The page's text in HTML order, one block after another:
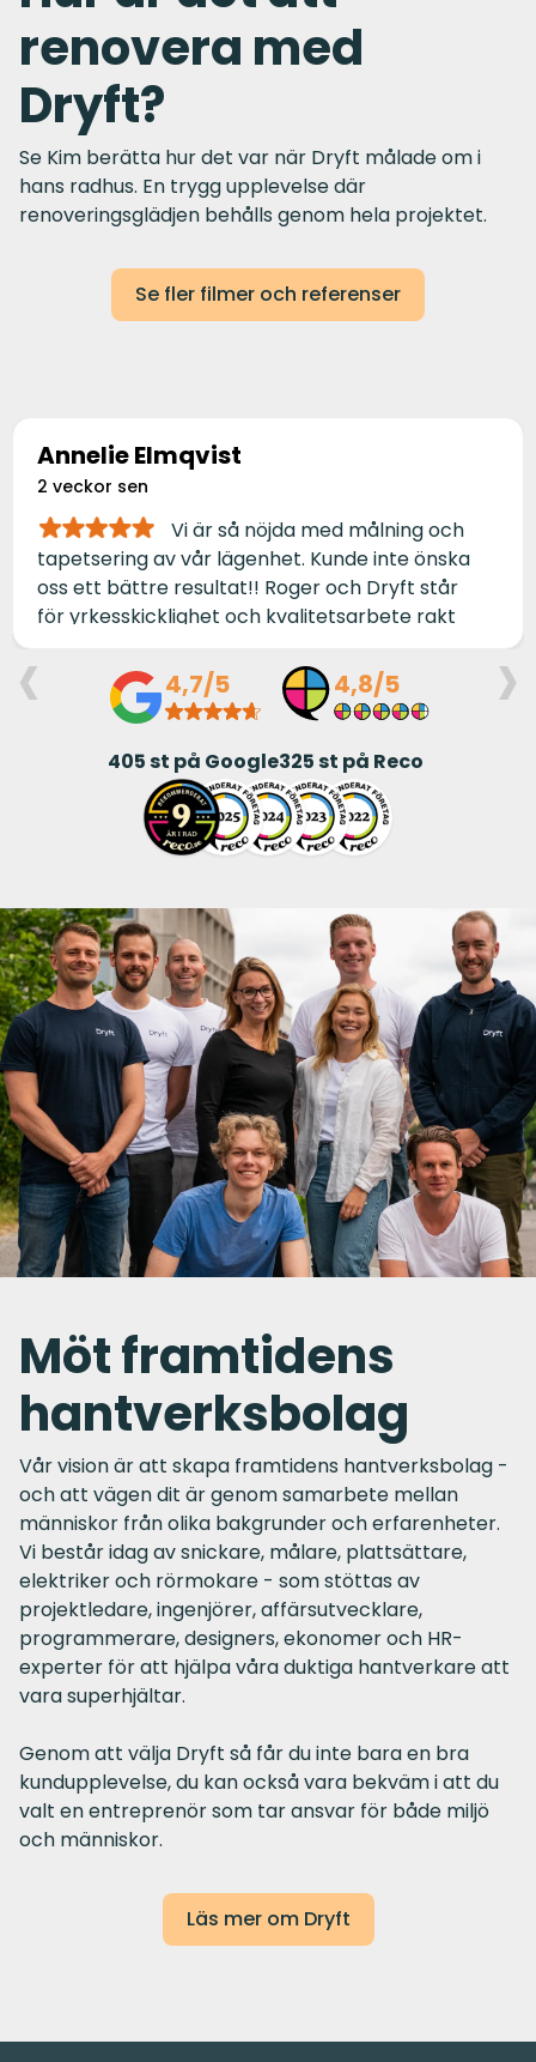
renovera med
Dryft?
Se Kim berätta hur det var när Dryft målade om i
hans radhus. En trygg upplevelse där
renoveringsglädjen behålls genom hela projektet.
Se fler filmer och referenser
Annelie Elmqvist
2 veckor sen
Vi är så nöjda med målning och
tapetsering av vår lägenhet. Kunde inte önska
oss ett bättre resultat!! Roger och Dryft står
för yrkesskicklighet och kvalitetsarbete rakt
och är genomtrevliga i alla led. TACK ❤️/Annelie
och Jerry Elmqvist
‹ ›
4,7/5
405st på Google
4,8/5
325st på Reco
Möt framtidens
hantverksbolag
Vår vision är att skapa framtidens hantverksbolag -
och att vägen dit är genom samarbete mellan
människor från olika bakgrunder och erfarenheter.
Vi består idag av snickare, målare, plattsättare,
elektriker och rörmokare - som stöttas av
projektledare, ingenjörer, affärsutvecklare,
programmerare, designers, ekonomer och HR-
experter för att hjälpa våra duktiga hantverkare att
vara superhjältar.
Genom att välja Dryft så får du inte bara en bra
kundupplevelse, du kan också vara bekväm i att du
valt en entreprenör som tar ansvar för både miljö
och människor.
Läs mer om Dryft